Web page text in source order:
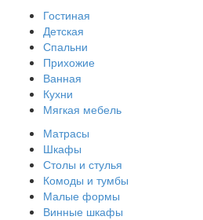
Гостиная
Детская
Спальни
Прихожие
Ванная
Кухни
Мягкая мебель
Матрасы
Шкафы
Столы и стулья
Комоды и тумбы
Малые формы
Винные шкафы